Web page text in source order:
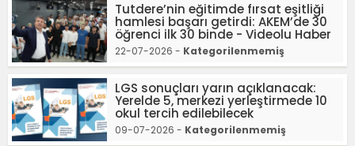
Tutdere’nin eğitimde fırsat eşitliği
hamlesi başarı getirdi: AKEM’de 30
öğrenci ilk 30 binde - Videolu Haber
22-07-2026 - Kategorilenmemiş
LGS sonuçları yarın açıklanacak:
Yerelde 5, merkezi yerleştirmede 10
okul tercih edilebilecek
09-07-2026 - Kategorilenmemiş